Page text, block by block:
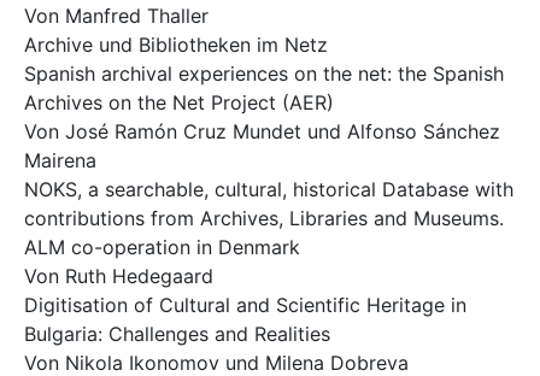
Von Manfred Thaller
Archive und Bibliotheken im Netz
Spanish archival experiences on the net: the Spanish
Archives on the Net Project (AER)
Von José Ramón Cruz Mundet und Alfonso Sánchez
Mairena
NOKS, a searchable, cultural, historical Database with
contributions from Archives, Libraries and Museums.
ALM co-operation in Denmark
Von Ruth Hedegaard
Digitisation of Cultural and Scientific Heritage in
Bulgaria: Challenges and Realities
Von Nikola Ikonomov und Milena Dobreva